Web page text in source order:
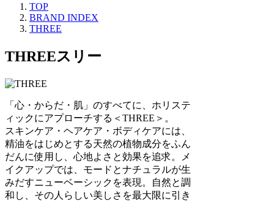
TOP
BRAND INDEX
THREE
THREEスリー
「心・からだ・肌」のすべてに、ホリステ
ィックにアプローチする＜THREE＞。
スキンケア・ヘアケア・ボディケアには、
精油をはじめとする天然の植物成分をふん
だんに使用し、心地よさと効果を追求。メ
イクアップでは、モードとナチュラルが生
みだすニューベーシックを表現。自然と調
和し、その人らしい美しさを最大限に引き